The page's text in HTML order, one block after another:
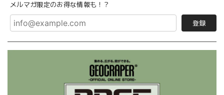
メルマガ限定のお得な情報も！？
登録